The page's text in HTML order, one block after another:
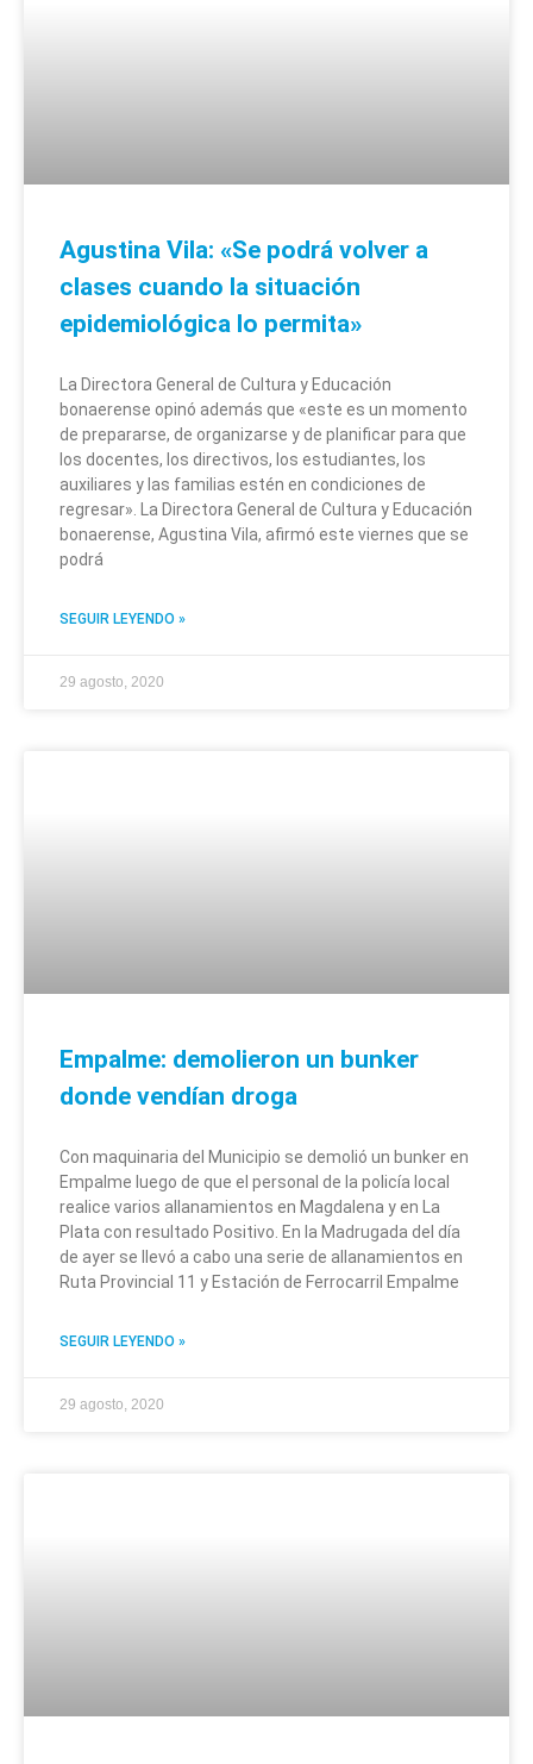
Agustina Vila: «Se podrá volver a
clases cuando la situación
epidemiológica lo permita»
La Directora General de Cultura y Educación
bonaerense opinó además que «este es un momento
de prepararse, de organizarse y de planificar para que
los docentes, los directivos, los estudiantes, los
auxiliares y las familias estén en condiciones de
regresar». La Directora General de Cultura y Educación
bonaerense, Agustina Vila, afirmó este viernes que se
podrá
SEGUIR LEYENDO »
29 agosto, 2020
Empalme: demolieron un bunker
donde vendían droga
Con maquinaria del Municipio se demolió un bunker en
Empalme luego de que el personal de la policía local
realice varios allanamientos en Magdalena y en La
Plata con resultado Positivo. En la Madrugada del día
de ayer se llevó a cabo una serie de allanamientos en
Ruta Provincial 11 y Estación de Ferrocarril Empalme
SEGUIR LEYENDO »
29 agosto, 2020